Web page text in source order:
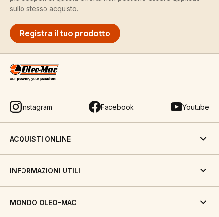
sullo stesso acquisto.
Registra il tuo prodotto
Instagram Facebook Youtube
ACQUISTI ONLINE
INFORMAZIONI UTILI
MONDO OLEO-MAC